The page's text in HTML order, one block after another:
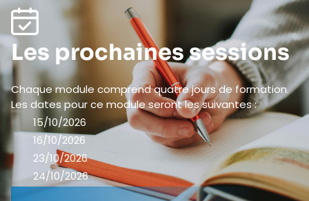
Les prochaines sessions
Chaque module comprend quatre jours de formation.
Les dates pour ce module seront les suivantes :
15/10/2026
16/10/2026
23/10/2026
24/10/2026